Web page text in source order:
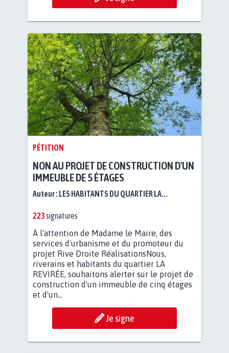
PÉTITION
NON AU PROJET DE CONSTRUCTION D'UN
IMMEUBLE DE 5 ÉTAGES
Auteur : LES HABITANTS DU QUARTIER LA...
223signatures
À l'attention de Madame le Maire, des
services d'urbanisme et du promoteur du
projet Rive Droite RéalisationsNous,
riverains et habitants du quartier LA
REVIRÉE, souhaitons alerter sur le projet de
construction d'un immeuble de cinq étages
et d'un...
Je signe